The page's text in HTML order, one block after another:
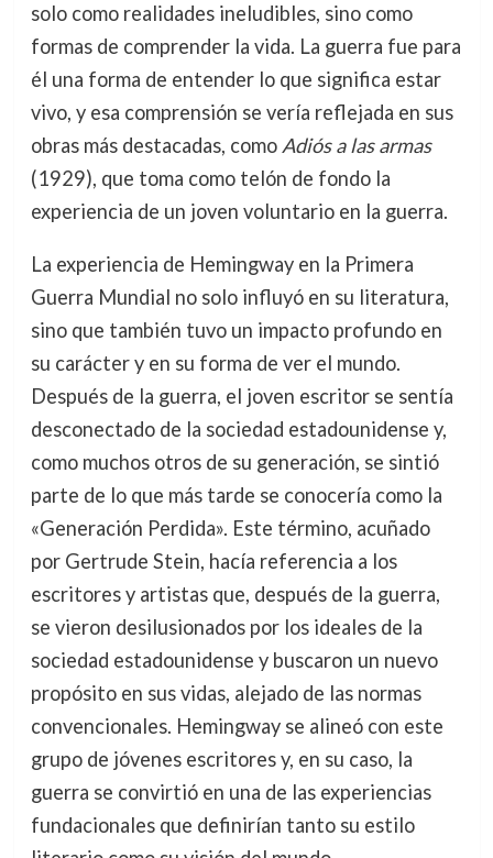
solo como realidades ineludibles, sino como
formas de comprender la vida. La guerra fue para
él una forma de entender lo que significa estar
vivo, y esa comprensión se vería reflejada en sus
obras más destacadas, como Adiós a las armas
(1929), que toma como telón de fondo la
experiencia de un joven voluntario en la guerra.
La experiencia de Hemingway en la Primera
Guerra Mundial no solo influyó en su literatura,
sino que también tuvo un impacto profundo en
su carácter y en su forma de ver el mundo.
Después de la guerra, el joven escritor se sentía
desconectado de la sociedad estadounidense y,
como muchos otros de su generación, se sintió
parte de lo que más tarde se conocería como la
«Generación Perdida». Este término, acuñado
por Gertrude Stein, hacía referencia a los
escritores y artistas que, después de la guerra,
se vieron desilusionados por los ideales de la
sociedad estadounidense y buscaron un nuevo
propósito en sus vidas, alejado de las normas
convencionales. Hemingway se alineó con este
grupo de jóvenes escritores y, en su caso, la
guerra se convirtió en una de las experiencias
fundacionales que definirían tanto su estilo